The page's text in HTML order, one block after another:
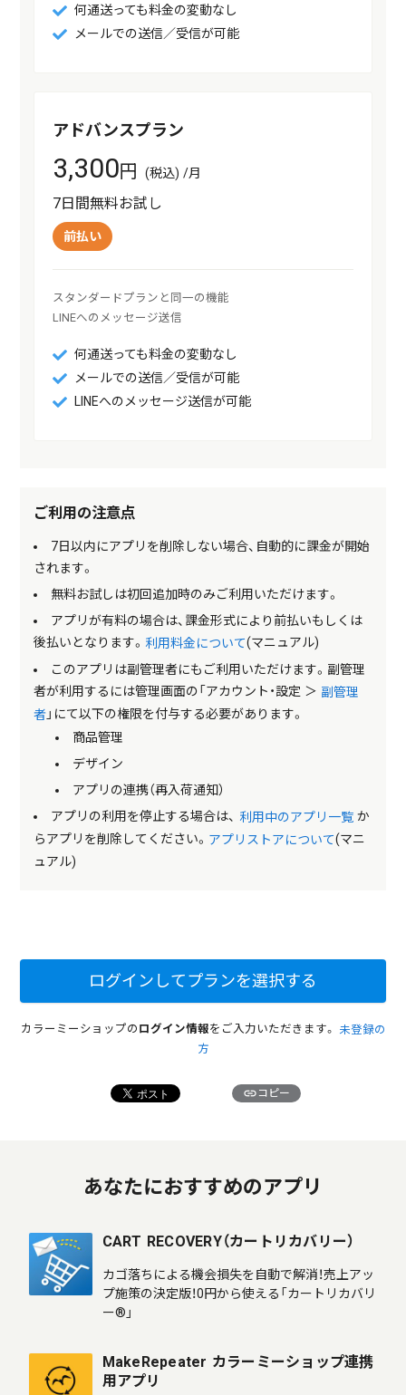
何通送っても料金の変動なし
メールでの送信／受信が可能
アドバンスプラン
3,300円 (税込) /月
7日間無料お試し
前払い
スタンダードプランと同一の機能
LINEへのメッセージ送信
何通送っても料金の変動なし
メールでの送信／受信が可能
LINEへのメッセージ送信が可能
ご利用の注意点
7日以内にアプリを削除しない場合、自動的に課金が開始
されます。
無料お試しは初回追加時のみご利用いただけます。
アプリが有料の場合は、課金形式により前払いもしくは
後払いとなります。 利用料金について(マニュアル)
このアプリは副管理者にもご利用いただけます。副管理
者が利用するには管理画面の「アカウント・設定 ＞ 副管理
者」にて以下の権限を付与する必要があります。
商品管理
デザイン
アプリの連携（再入荷通知）
アプリの利用を停止する場合は、 利用中のアプリ一覧か
らアプリを削除してください。 アプリストアについて(マニ
ュアル)
ログインしてプランを選択する
カラーミーショップの ログイン情報をご入力いただきます。 未登録の
方
linkコピー
あなたにおすすめのアプリ
CART RECOVERY（カートリカバリー）
カゴ落ちによる機会損失を自動で解消！売上アッ
プ施策の決定版！0円から使える「カートリカバリ
ー®」
MakeRepeater カラーミーショップ連携
用アプリ